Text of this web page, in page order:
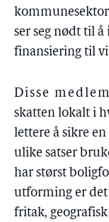
ser seg nødt til
finansiering til
Disse
skatten lokalt i
lettere å sikre
ulike satser
har størst
utforming er det
fritak,